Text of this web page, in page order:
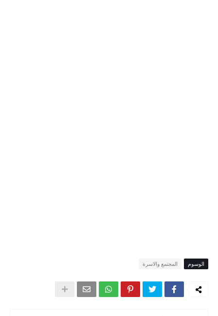
الوسوم المجتمع والاسرة